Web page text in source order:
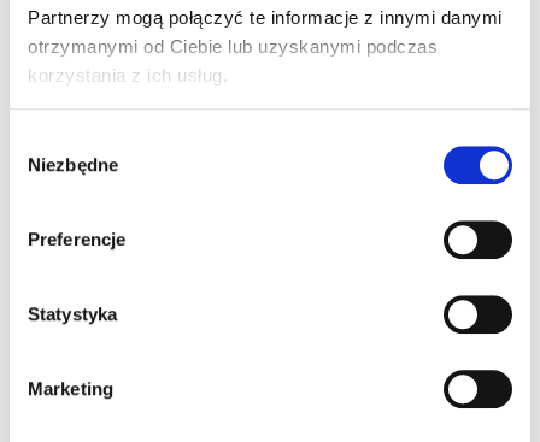
Partnerzy mogą połączyć te informacje z innymi danymi
otrzymanymi od Ciebie lub uzyskanymi podczas
korzystania z ich usług.
zgody
Niezbędne
Preferencje
Statystyka
Marketing
Kod produktu:
CE0016214
Producent: TECHNOKABEL
brutto / m